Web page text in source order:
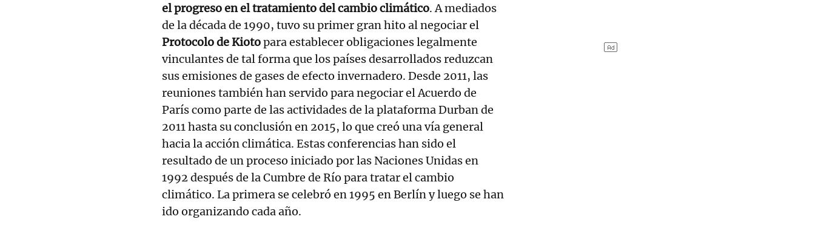
el progreso en el tratamiento del cambio climático. A mediados
de la década de 1990, tuvo su primer gran hito al negociar el
Protocolo de Kiotopara establecer obligaciones legalmente
vinculantes de tal forma que los países desarrollados reduzcan
sus emisiones de gases de efecto invernadero. Desde 2011, las
reuniones también han servido para negociar el Acuerdo de
París como parte de las actividades de la plataforma Durban de
2011 hasta su conclusión en 2015, lo que creó una vía general
hacia la acción climática. Estas conferencias han sido el
resultado de un proceso iniciado por las Naciones Unidas en
1992 después de la Cumbre de Río para tratar el cambio
climático. La primera se celebró en 1995 en Berlín y luego se han
ido organizando cada año.